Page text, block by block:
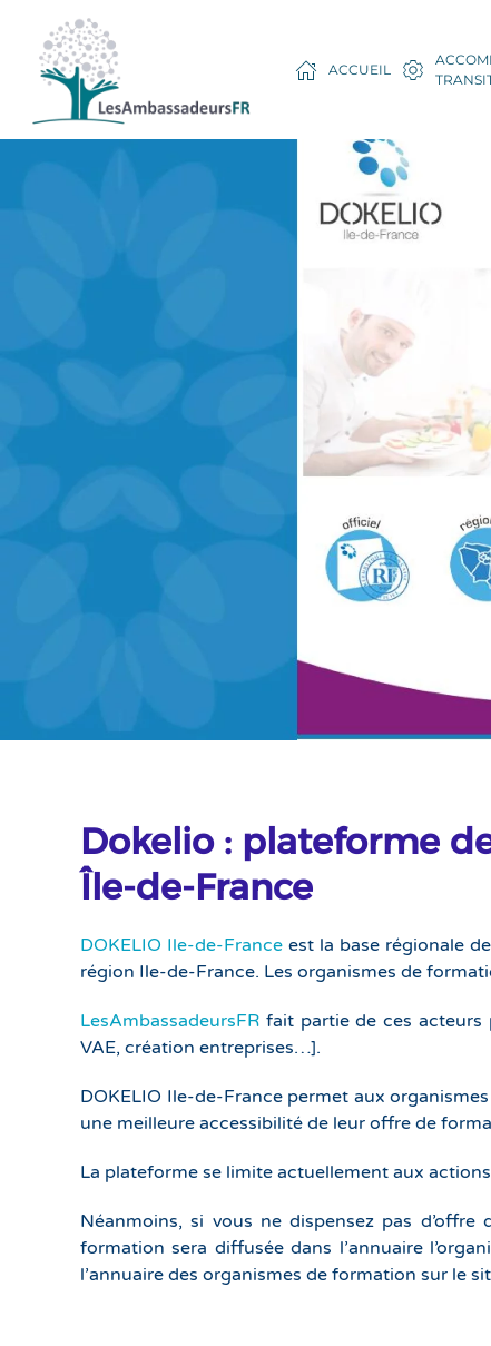
ACCUEIL
Dokelio : plateforme
Île-de-France
DOKELIO Ile-de-France est la base régionale
région Ile-de-France. Les organismes de
LesAmbassadeursFR fait partie de ces acteurs
VAE, création entreprises…].
DOKELIO Ile-de-France permet aux
une meilleure accessibilité de leur offre de
La plateforme se limite actuellement aux
Néanmoins, si vous ne dispensez pas
formation sera diffusée dans l’annuaire
l’annuaire des organismes de formation sur le